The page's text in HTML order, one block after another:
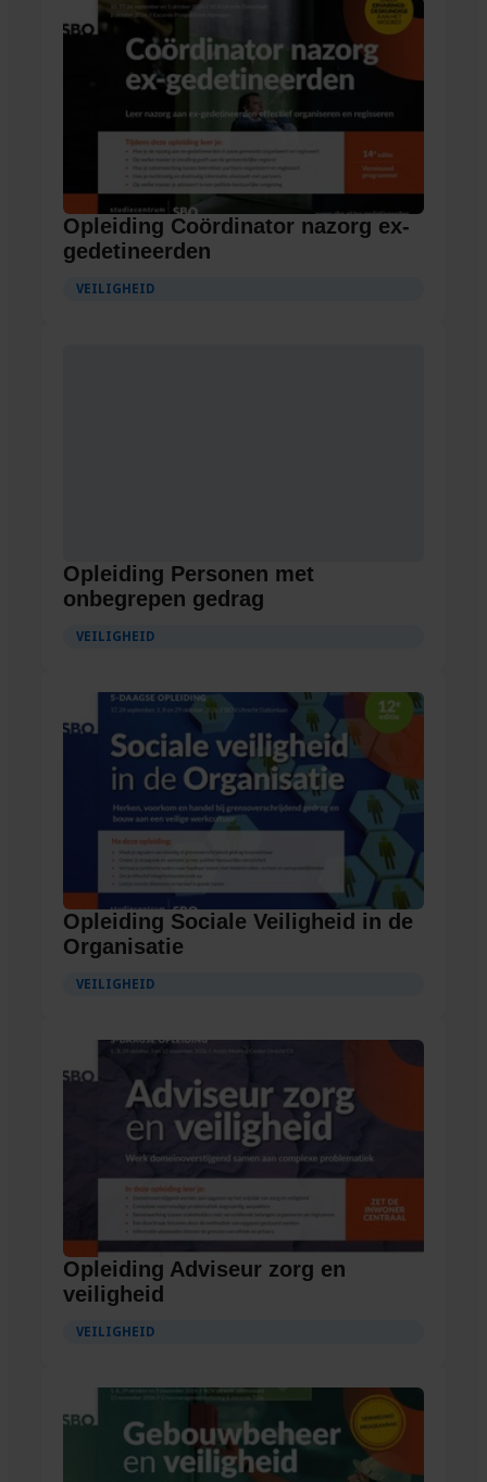
Opleiding Coördinator nazorg ex-
gedetineerden
VEILIGHEID
Opleiding Personen met
onbegrepen gedrag
VEILIGHEID
Opleiding Sociale Veiligheid in de
Organisatie
VEILIGHEID
Opleiding Adviseur zorg en
veiligheid
VEILIGHEID